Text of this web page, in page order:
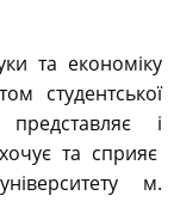
та економіку
студентської
представляє і
та сприяє
університету м.